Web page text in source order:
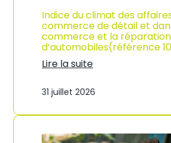
o
n
à
L
R
u
n
o
n
Indice du climat des
commerce de détail et
commerce et la réparation
d’automobiles(référence
Lire la suite
n
i
e
31 juillet 2026